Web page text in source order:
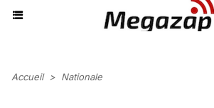
Accueil > Nationale